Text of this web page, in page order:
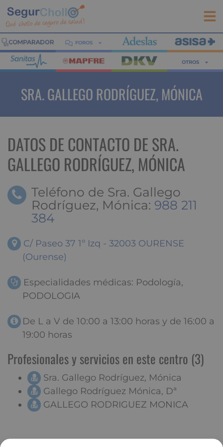
FOROS
OTROS
SRA. GALLEGO RODRÍGUEZ, MÓNICA
DATOS DE CONTACTO DE SRA.
GALLEGO RODRÍGUEZ, MÓNICA
Teléfono de Sra. Gallego
Rodríguez, Mónica: 988 211
384
C/ Paseo 37 1º Izq - 32003 OURENSE
(Ourense)
Especialidades médicas: Podología,
PODOLOGIA
De L a V de 10:00 a 13:00 horas y de 16:00 a
19:00 horas
Profesionales y servicios en este centro (3)
Sra. Gallego Rodríguez, Mónica
Gallego Rodríguez Mónica, Dª
GALLEGO RODRIGUEZ MONICA